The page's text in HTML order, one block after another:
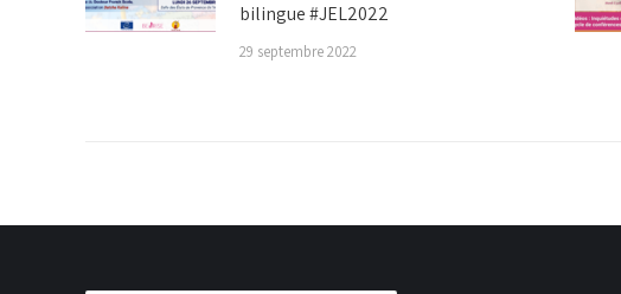
bilingue #JEL2022
29 septembre 2022